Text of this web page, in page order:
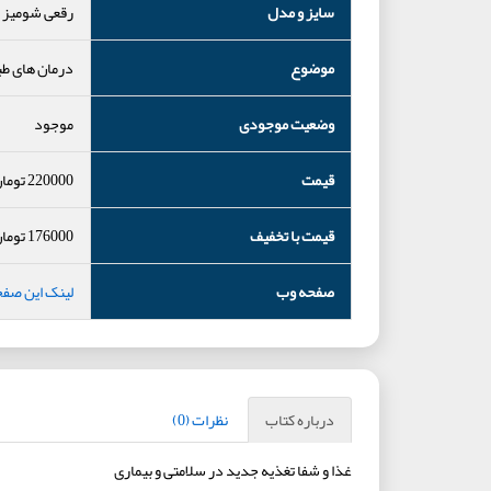
سایز و مدل
رقعی شومیز
موضوع
درمان های
وضعیت موجودی
موجود
قیمت
220000
قیمت با تخفیف
176000
صفحه وب
لینک این
درباره کتاب
نظرات (0)
غذا و شفا تغذیه جدید در سلامتی و بیماری